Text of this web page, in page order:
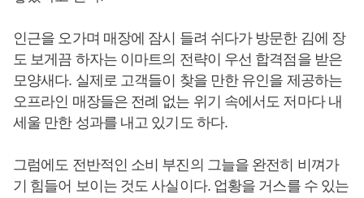
인근을 오가며 매장에 잠시 들려 쉬다가 방문한 김에 장
도 보게끔 하자는 이마트의 전략이 우선 합격점을 받은
모양새다. 실제로 고객들이 찾을 만한 유인을 제공하는
오프라인 매장들은 전례 없는 위기 속에서도 저마다 내
세울 만한 성과를 내고 있기도 하다.
그럼에도 전반적인 소비 부진의 그늘을 완전히 비껴가
기 힘들어 보이는 것도 사실이다. 업황을 거스를 수 있는